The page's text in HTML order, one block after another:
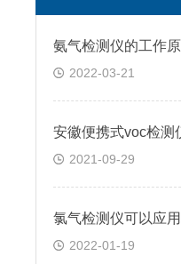
氨气检测仪的工作
2022-03-21
2021-09-29
氯气检测仪可以应
2022-01-19